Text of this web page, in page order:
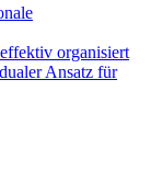
organisiert
Ansatz für